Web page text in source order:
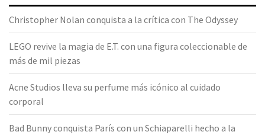
Christopher Nolan conquista a la crítica con The Odyssey
LEGO revive la magia de E.T. con una figura coleccionable de
más de mil piezas
Acne Studios lleva su perfume más icónico al cuidado
corporal
Bad Bunny conquista París con un Schiaparelli hecho a la